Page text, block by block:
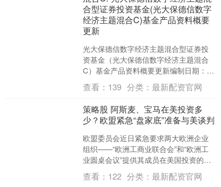
合型证券投资基金(光大保德信数字
经济主题混合C)基金产品资料概要
更新
光大保德信数字经济主题混合型证券投
资基金（光大保德信数字经济主题混合
C）基金产品资料概要更新编制日期：
2025年5月14日送出日期：2025年5月30
日本概要提....
查看： 139 分类：最新配资官网
策略股 阿斯麦、宝马在美投资多
少？欧盟紧急“盘家底”准备与美谈判
欧盟委员会近日紧急要求两大欧洲企业
组织——“欧洲工商业联合会”和“欧洲工
业圆桌会议”提供其成员在美国投资的详
细计划策略股。 分析人士认为，此举意
在搞清欧盟究竟掌....
查看： 122 分类：最新配资官网